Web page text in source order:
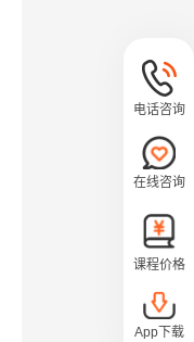
电话咨询
在线咨询
课程价格
App下载